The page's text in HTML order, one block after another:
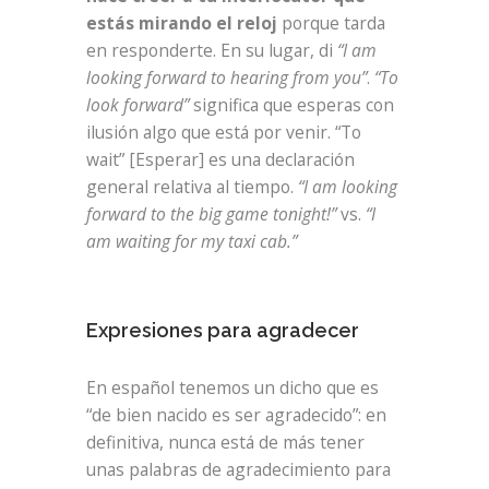
estás mirando el reloj porque tarda
en responderte. En su lugar, di “I am
looking forward to hearing from you”. “To
look forward”significa que esperas con
ilusión algo que está por venir. “To
wait” [Esperar] es una declaración
general relativa al tiempo. “I am looking
forward to the big game tonight!”vs. “I
am waiting for my taxi cab.”
Expresiones para agradecer
En español tenemos un dicho que es
“de bien nacido es ser agradecido”: en
definitiva, nunca está de más tener
unas palabras de agradecimiento para